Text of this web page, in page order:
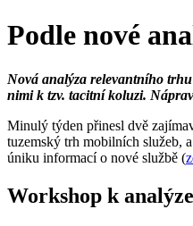
Podle nové
Nová analýza relevantního
nimi k tzv. tacitní koluzi.
Minulý týden přinesl dvě
tuzemský trh mobilních služeb,
úniku informací o nové službě (
Workshop k analýze